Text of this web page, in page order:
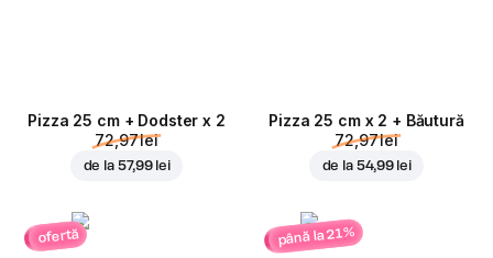
Pizza 25 cm + Dodster x 2
72,97 lei
de la 57,99 lei
Pizza 25 cm x 2 + Băutură
72,97 lei
de la 54,99 lei
ofertă până la 21%